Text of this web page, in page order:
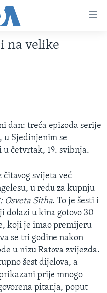
na velike
dan: treća epizoda serije
, u Sjedinjenim se
četvrtak, 19. svibnja.
svijeta već
u redu za kupnju
Osveta Sitha. To je šesti i
dolazi u kina gotovo 30
koji je imao premijeru
se tri godine nakon
u nizu Ratova zvijezda.
šest dijelova, a
prije mnogo
pitanja, poput